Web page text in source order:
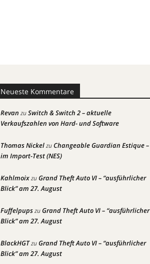
Neueste Kommentare
Revan zuSwitch & Switch 2 – aktuelle
Verkaufszahlen von Hard- und Software
Thomas NickelzuChangeable Guardian Estique –
im Import-Test (NES)
KahlmoixzuGrand Theft Auto VI – “ausführlicher
Blick” am 27. August
FuffelpupszuGrand Theft Auto VI – “ausführlicher
Blick” am 27. August
BlackHGTzuGrand Theft Auto VI – “ausführlicher
Blick” am 27. August